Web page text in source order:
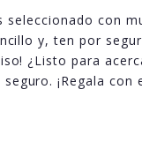
con
y, ten por
¿Listo para
¡Regala con